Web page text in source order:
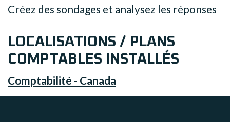
Créez des sondages et analysez les réponses
LOCALISATIONS / PLANS
COMPTABLES INSTALLÉS
Comptabilité - Canada